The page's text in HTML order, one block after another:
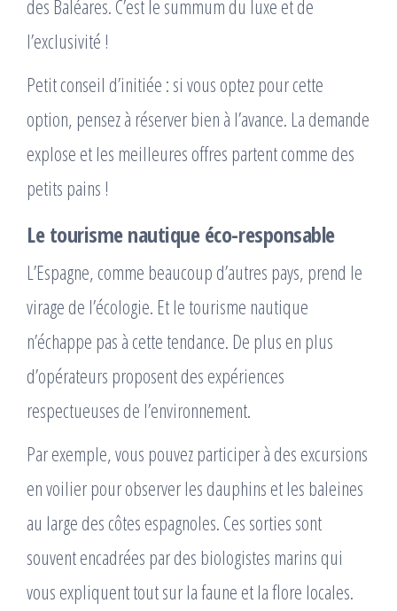
des Baléares. C’est le summum du luxe et de
l’exclusivité !
Petit conseil d’initiée : si vous optez pour cette
option, pensez à réserver bien à l’avance. La demande
explose et les meilleures offres partent comme des
petits pains !
Le tourisme nautique éco-responsable
L’Espagne, comme beaucoup d’autres pays, prend le
virage de l’écologie. Et le tourisme nautique
n’échappe pas à cette tendance. De plus en plus
d’opérateurs proposent des expériences
respectueuses de l’environnement.
Par exemple, vous pouvez participer à des excursions
en voilier pour observer les dauphins et les baleines
au large des côtes espagnoles. Ces sorties sont
souvent encadrées par des biologistes marins qui
vous expliquent tout sur la faune et la flore locales.